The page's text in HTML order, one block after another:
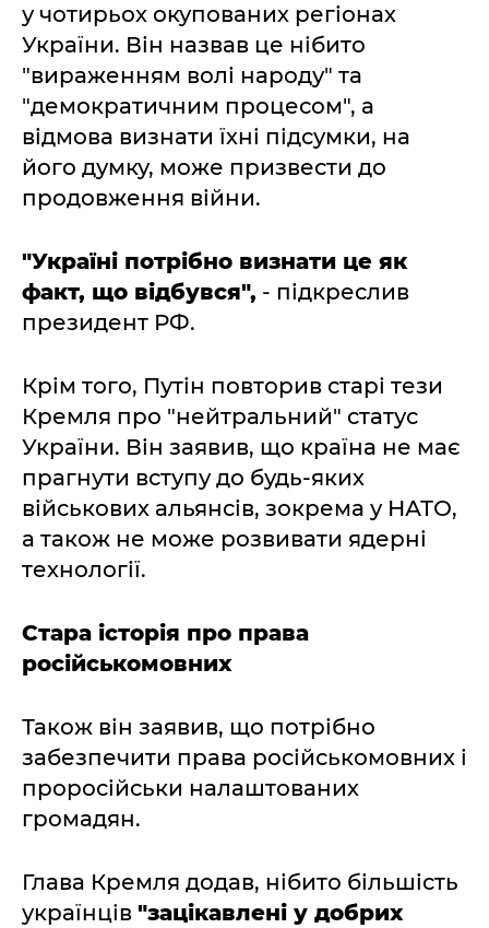
у чотирьох окупованих регіонах
України. Він назвав це нібито
"вираженням волі народу" та
"демократичним процесом", а
відмова визнати їхні підсумки, на
його думку, може призвести до
продовження війни.
"Україні потрібно визнати це як
факт, що відбувся", - підкреслив
президент РФ.
Крім того, Путін повторив старі тези
Кремля про "нейтральний" статус
України. Він заявив, що країна не має
прагнути вступу до будь-яких
військових альянсів, зокрема у НАТО,
а також не може розвивати ядерні
технології.
Стара історія про права
російськомовних
Також він заявив, що потрібно
забезпечити права російськомовних і
проросійськи налаштованих
громадян.
Глава Кремля додав, нібито більшість
українців "зацікавлені у добрих